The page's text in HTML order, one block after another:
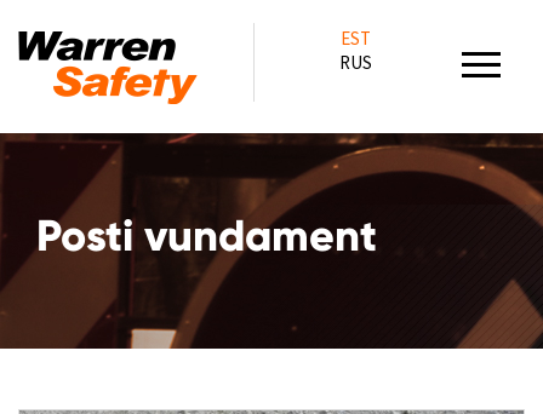
EST
RUS
Posti vundament